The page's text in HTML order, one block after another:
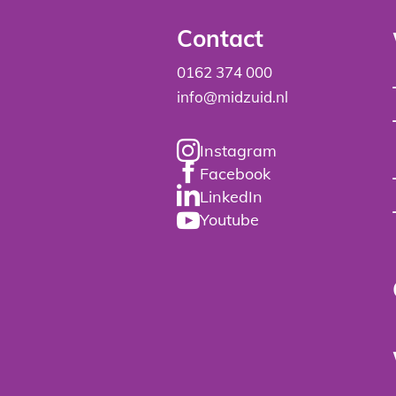
Contact
0162 374 000
info@midzuid.nl
Instagram
Facebook
LinkedIn
Youtube